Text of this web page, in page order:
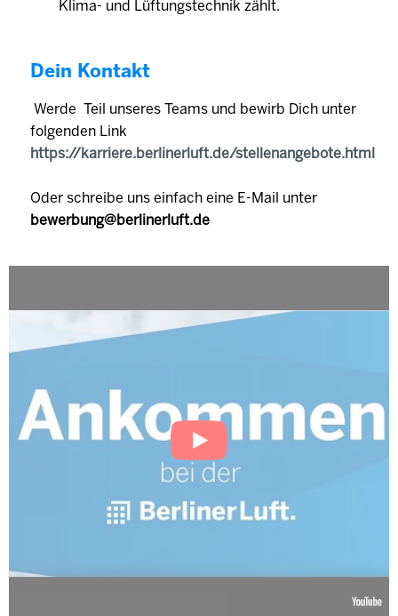
Klima- und Lüftungstechnik zählt.
Dein Kontakt
Werde Teil unseres Teams und bewirb Dich unter
folgenden Link
https://karriere.berlinerluft.de/stellenangebote.html
Oder schreibe uns einfach eine E-Mail unter
bewerbung@berlinerluft.de